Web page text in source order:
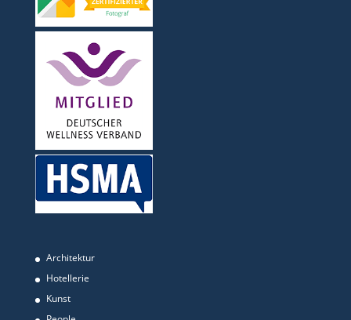
Architektur
Hotellerie
Kunst